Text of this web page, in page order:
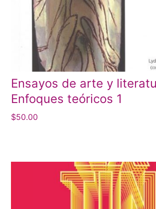
Ensayos de arte y
Enfoques teóricos 1
$50.00